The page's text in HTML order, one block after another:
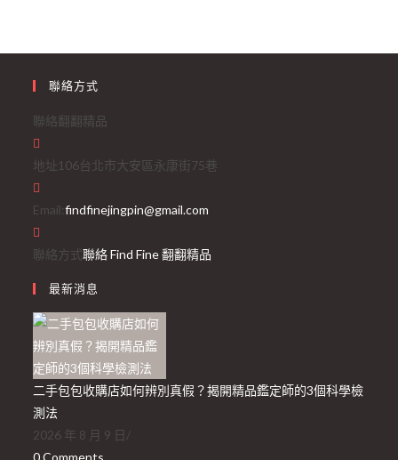
聯絡方式
聯絡翻翻精品
地址 106台北市大安區永康街75巷
Email:findfinejingpin@gmail.com
聯絡方式聯絡 Find Fine 翻翻精品
最新消息
二手包包收購店如何辨別真假？揭開精品鑑定師的3個科學檢
測法
2026 年 8 月 9 日 /
0 Comments